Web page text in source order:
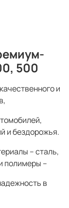
500
и
и бездорожья.
– сталь,
полимеры –
в